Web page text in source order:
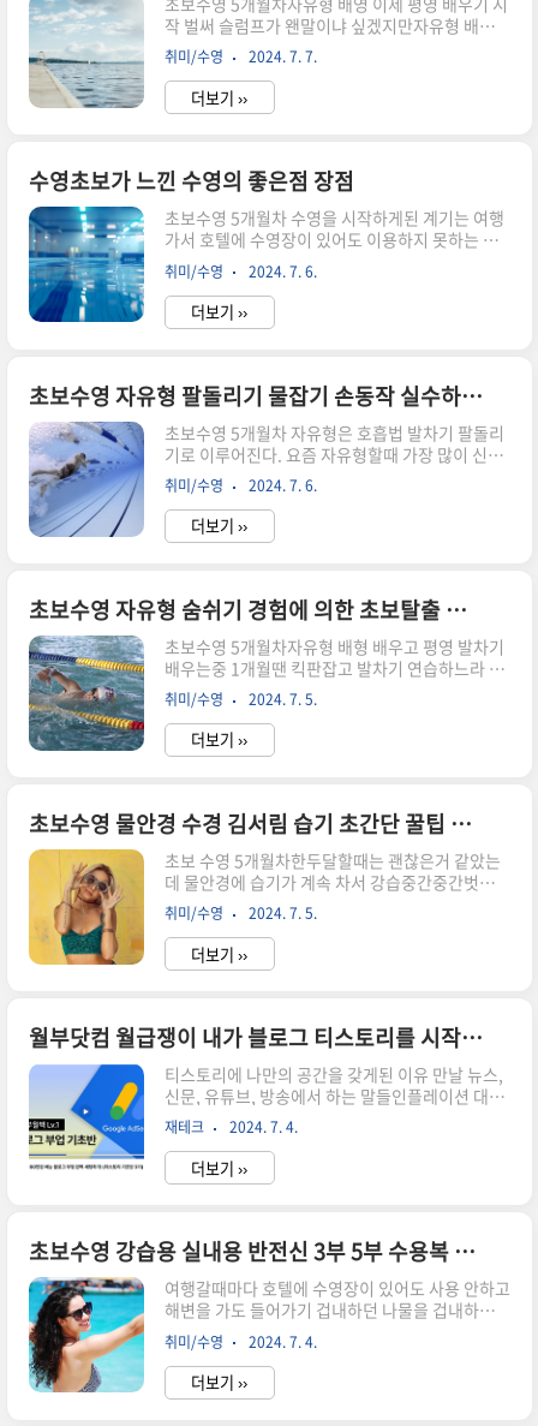
뻔하니까.강사의 몸에 힘주지 마세요. 편하게 누우
세요. 긴장하지 마세요.니몸이냐 내몸이지. 물먹어
도 니가 먹냐 내가 먹지몇번만 해보면 안다. 내몸이
둥둥 잘 뜬다는것을처음시작할때 얼굴조차 물에 들
어가지 않고 바로 둥둥 잘 뜬다..
작 벌써 슬럼프가 왠말이냐 싶겠지만자유형 배영
평영을 동시에 하다보니 5개월차쯤 되면 자유형도
배영도 뭐하나 잘하는게 없다는 생각이 든다그러면
서 잘했던 팔동작도 발차기도 점점 이상해지며 처
음보다 더 못하는 꼴이 되더라.숨쉬기는 왜이렇게
수영장 물 내가 다 먹네다른사람들은 잘하는데 나
만 허우적거리네 왜 나만 제자리이지왜만날 똑같은
실수를 하지 ............... 이걸 극복하자. 수영의 장
점을 예찬하던 나는 온데간데없고 불만쟁이가 되어
버린 나. 극복해야지 이겨내야지 어떻게?- 생각하
는 수영하기내가 처음 강습을 하러 갔을때 나는 처
음하는 수영이여서 완전 초보자이..
취미/수영 2024. 7. 7.
더보기 ››
수영초보가 느낀 수영의 좋은점 장점
초보수영 5개월차 수영을 시작하게된 계기는 여행
가서 호텔에 수영장이 있어도 이용하지 못하는 아
쉬움에 언젠간 나도 저렇게 수영하고 싶다는 생각
에 수영강습을 신청하였다수영을 전혀 못하던 내
가, 이제 걸음마수준인 내가 느끼는 수영의 장점은
이렇다전신운동이 된다.코어에 힘을 줘야되고발차
차기는 멈출수 없고팔을 돌려야 앞으로 나아가니
팔도 계속 움직이고무엇보다 숨쉬기 폐활량이 늘어
나는지는 사실 잘 모르겠지만일상생활 속에서 이렇
게 숨을 참아본적도 길게 내뱉을 일이 있겠는가.다
이어트를 위한 운동이 되는지 모르겠지만확실한 운
동이 되는건 맞다. 몸에 무리가 되지 않는다흔히 아
는 유산소운동달리기 걷기를 헬스장 런닝머신에서
하다보니무릎..
취미/수영 2024. 7. 6.
더보기 ››
초보수영 자유형 팔돌리기 물잡기 손동작 실수하는 동작
초보수영 5개월차 자유형은 호흡법 발차기 팔돌리
기로 이루어진다. 요즘 자유형할때 가장 많이 신경
쓰는 부분은손모양이다. 왼팔돌린 후 왼손. 오른팔
돌린 후 오른손의 손모양이 점점 이상해진다. 왜자
꾸 손이 올라가는지 강사의 계속된 주의를 받는다.
신경쓴다고 하는데 생각과 달리 손모양이 따라주질
면위가 아닌 아래에 있어야된다.손모양나도모르게
반대손에 힘을 주어 손가락이 위로 솟거나 손이 물
위로 나오게 되는경우가 있는데 이것은 잘못된 손
동작이다.손등이 물위에 있으면 안되고 손가락은
살짝 아래를 향해야된다.그래야 앞으로 더 잘 나가
고 다리가 가라앉지 않는다. 하다보면 손가락을 벌
려야되는건지 손을 어찌둘지 몰라하는데.뭐든지..
취미/수영 2024. 7. 6.
더보기 ››
초보수영 자유형 숨쉬기 경험에 의한 초보탈출 음파음파 호흡법
초보수영 5개월차자유형 배형 배우고 평영 발차기
배우는중 1개월땐 킥판잡고 발차기 연습하느라 바
쁘고2개월땐 음파음파 숨쉬기 연습하느라 바쁘고3
개월때 부터는 자유형의 호흡이 안돼서 슬슬 스트
레스를 받기 시작한다그러나 그럴필요가 없다. 연
습과 시간이 해결해 준다.역시 사람 몸이란.. 정직
하지만 팔돌리기를 하면서 자유형 호흡을 위해 얼
굴을 내미는 순간부터 어렵다한달정도 배우면 자유
형의 팔돌리기, 발차기는 어느정도는 할 수 있다하
지만 호흡이 안된다. 음파음파 안된다. 얼굴을 내밀
어서 숨을 마셔야되는데 숨을 못마신다. 숨쉬기 음
파음파수영을 배운분들은 다 아는 음파음파 호흡법
사실 음파음파...?? 숨을 내쉴때 음-- 하고..
취미/수영 2024. 7. 5.
더보기 ››
초보수영 물안경 수경 김서림 습기 초간단 꿀팁 해결방법
초보 수영 5개월차한두달할때는 괜찮은거 같았는
데 물안경에 습기가 계속 차서 강습중간중간벗었다
썼다하기 매우 불편.도저히 안되겠다 싶어서 폭풍
검색을 통해서 아래 3가지방법을 찾았다 해결방법
3가지1. 안티포그액구매2. 물안경 구매3. 직접 만
들기 -안티포그액: 수영복 판매하는 곳에서 물어보
기: 물안경이 저렴해서 그런건가... 싶은 생각에 새
로 사야되나..현재 아레나 물안경 비싸게 4만원 정
도 주고 샀는데 7-8만원 되는걸로 다시사야되
나.. -직접만들기 : GOOOOOOD: 주방세제, 식초,
레몬즙, 물 등등 조합들이 다양하다.집에 있는 재료
들로 만들수 있으니 일단 해보고 안되면 다른방법
으로 해결하자 ..
취미/수영 2024. 7. 5.
더보기 ››
월부닷컴 월급쟁이 내가 블로그 티스토리를 시작하게된 이유
티스토리에 나만의 공간을 갖게된 이유 만날 뉴스,
신문, 유튜브, 방송에서 하는 말들인플레이션 대비
현금의 값어치가 떨어진다투자를 해야된다 돈이 일
하는 시스템을 만들어라시간이 돈을 만드는 시스템
을 만들어라 월급쟁이인 나에게는 쉽지 않다그렇다
고 손놓고만 있을수는 없다누군가는 블로그로 부수
속 뒤로 간다 나는 꾸준히 열심히 착실하게 월급쟁
이 직장인이지만시간이 흐를수록 나의 통장의 돈은
값어치가 계속 떨어진다.지금의 돈과 십년전의 돈
의 값어치가 다르다. 역병이 창궐하던 코로나 시기
에 재테크의 붐이 일어나면서주식과 부동산에 지대
한 관심이 쏠렸고 그때 접한 유튜브를 통해 월급쟁
이부자들 월부닷컴을 알게 되었다그때부터 부동산
..
재테크 2024. 7. 4.
더보기 ››
초보수영 강습용 실내용 반전신 3부 5부 수용복 고르는 방법
여행갈때마다 호텔에 수영장이 있어도 사용 안하고
해변을 가도 들어가기 겁내하던 나물을 겁내하진
않지만 구명조끼나 튜브가 없음 들어가기 힘들다
생각...배워야지 배워야지 했지만 막상 수영을 가르
치는 수영장 찾기가 힘들어서 고민만 하던 나스타
필드 수원점이 오픈을 하면서 콩코드피트니스센터
취미/수영 2024. 7. 4.
더보기 ››